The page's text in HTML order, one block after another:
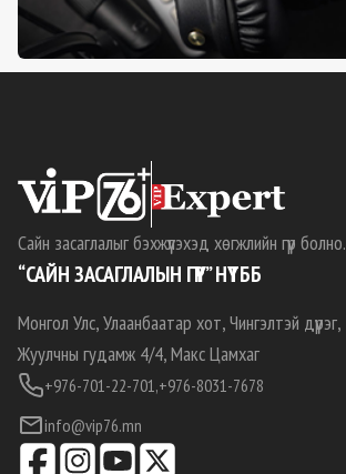
Сайн засаглалыг бэхжүүлэхэд хөгжлийн гүүр болно.
“САЙН ЗАСАГЛАЛЫН ГҮҮР” НҮТББ
Монгол Улс, Улаанбаатар хот, Чингэлтэй дүүрэг,
Жуулчны гудамж 4/4, Макс Цамхаг
+976-701-22-701,+976-8031-7678
info@vip76.mn